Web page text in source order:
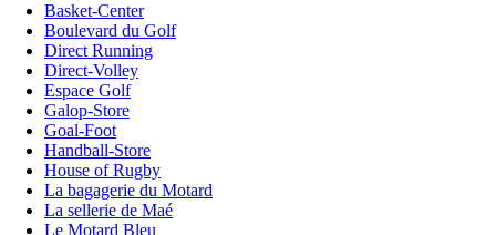
Basket-Center
Boulevard du Golf
Direct Running
Direct-Volley
Espace Golf
Galop-Store
Goal-Foot
Handball-Store
House of Rugby
La bagagerie du Motard
La sellerie de Maé
Le Motard Bleu